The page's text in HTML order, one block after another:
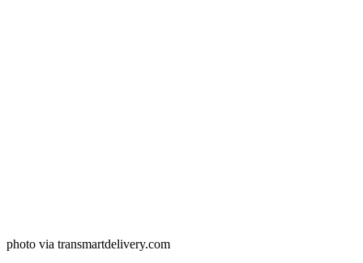
photo via transmartdelivery.com